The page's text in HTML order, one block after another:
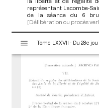
représentant Lacombe-
de la séance du 6
[Délibération ou procès
s